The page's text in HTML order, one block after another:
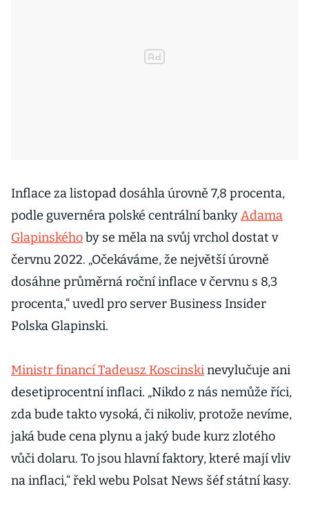
Inflace za listopad dosáhla úrovně 7,8 procenta,
podle guvernéra polské centrální bankyAdama
Glapinskéhoby se měla na svůj vrchol dostat v
červnu 2022. „Očekáváme, že největší úrovně
dosáhne průměrná roční inflace v červnu s 8,3
procenta,“ uvedl pro server Business Insider
Polska Glapinski.
Ministr financí Tadeusz Koscinskinevylučuje ani
desetiprocentní inflaci. „Nikdo z nás nemůže říci,
zda bude takto vysoká, či nikoliv, protože nevíme,
jaká bude cena plynu a jaký bude kurz zlotého
vůči dolaru. To jsou hlavní faktory, které mají vliv
na inflaci,“ řekl webu Polsat News šéf státní kasy.